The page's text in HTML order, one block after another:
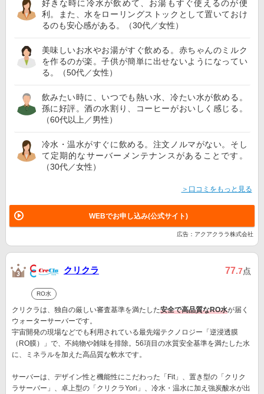
好きな時に冷水が飲めて、お湯もすぐ使えるのが便
利。また、水をローリングストックとして置いておけ
るのも安心感がある。（30代／女性）
美味しいお水やお湯がすぐ飲める。赤ちゃんのミルク
を作るのが楽。子供が簡単に出せないようになってい
る。（50代／女性）
飲みたい時に、いつでも熱い水、冷たい水が飲める。
孫に好評。酒の水割り、コーヒーがおいしく感じる。
（60代以上／男性）
冷水・温水がすぐに飲める。注文ノルマがない。そし
て定期的なサーバーメンテナンスがあることです。
（30代／女性）
＞口コミをもっと見る
WEBでお申し込み(公式サイト)
広告：アクアクララ株式会社
クリクラ 77.7点
RO水
クリクラは、独自の厳しい審査基準を満たした安全で高品質なRO水が届く
ウォーターサーバーです。
宇宙開発の現場などでも利用されている最先端テクノロジー「逆浸透膜
（RO膜）」で、不純物や雑味を排除。56項目の水質安全基準を満たした水
に、ミネラルを加えた高品質な軟水です。
サーバーは、デザイン性と機能性にこだわった「Fit」、置き型の「クリク
ラサーバー」、卓上型の「クリクラYori」、冷水・温水に加え強炭酸水が出